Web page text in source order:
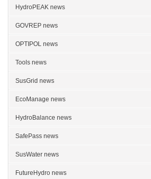
HydroPEAK news
GOVREP news
OPTIPOL news
Tools news
SusGrid news
EcoManage news
HydroBalance news
SafePass news
SusWater news
FutureHydro news